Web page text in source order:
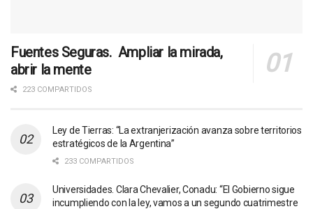
Fuentes Seguras. Ampliar la mirada,
abrir la mente
223 COMPARTIDOS
Ley de Tierras: “La extranjerización avanza sobre territorios
estratégicos de la Argentina”
233 COMPARTIDOS
Universidades. Clara Chevalier, Conadu: “El Gobierno sigue
incumpliendo con la ley, vamos a un segundo cuatrimestre